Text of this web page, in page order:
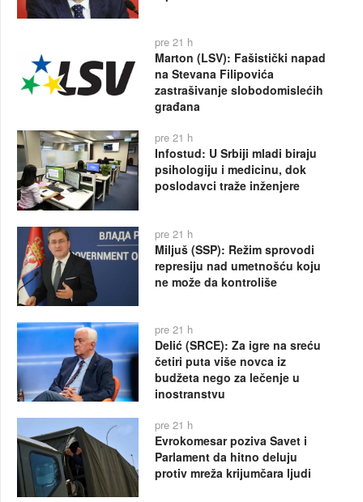
pre 21 h
Marton (LSV): Fašistički napad
na Stevana Filipovića
zastrašivanje slobodomislećih
građana
pre 21 h
Infostud: U Srbiji mladi biraju
psihologiju i medicinu, dok
poslodavci traže inženjere
pre 21 h
Miljuš (SSP): Režim sprovodi
represiju nad umetnošću koju
ne može da kontroliše
pre 21 h
Delić (SRCE): Za igre na sreću
četiri puta više novca iz
budžeta nego za lečenje u
inostranstvu
pre 21 h
Evrokomesar poziva Savet i
Parlament da hitno deluju
protiv mreža krijumčara ljudi